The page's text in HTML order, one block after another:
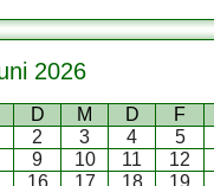
2026
D M D F
2 3 4 5
9 10 11 12
16 17 18 19